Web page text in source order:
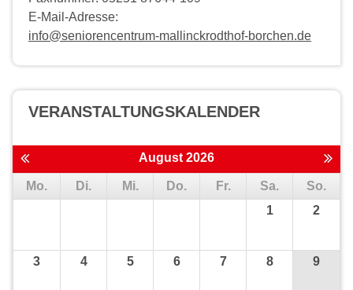
E-Mail-Adresse:
info@seniorencentrum-mallinckrodthof-borchen.de
VERANSTALTUNGS­KALENDER
August 2026
Mo. Di. Mi. Do. Fr. Sa.
So.
1
2
3 4 5 6 7 8 9